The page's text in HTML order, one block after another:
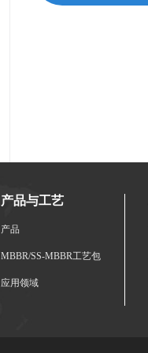
产品与工艺
产品
MBBR/SS-MBBR工艺包
应用领域